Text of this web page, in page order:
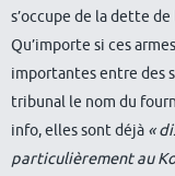
s’occupe de la dette
Qu’importe si ces
importantes entre des
tribunal le nom du
info, elles sont déjà «
particulièrement au